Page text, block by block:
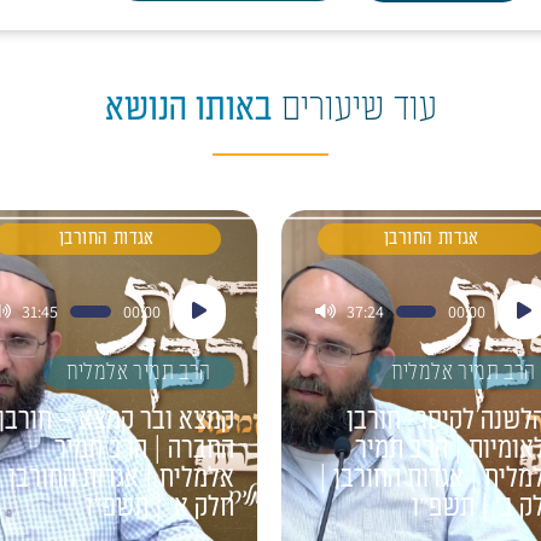
עוד שיעורים באותו הנושא
אגדות החורבן
00:00
37:24
הרב תמיר אלמליח
לקיסר- חורבן
| הרב תמיר
| אגדות החורבן |
ב' | תשפ"ו
אגדות החורבן
נגן
אודיו
00:00
31:45
הרב תמיר אלמליח
קמצא ובר קמצא –
החברה | הרב תמיר
אלמליח | אגדות
חלק א' | תשפ"ו